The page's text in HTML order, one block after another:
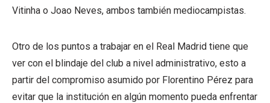
Vitinha o Joao Neves, ambos también mediocampistas.
Otro de los puntos a trabajar en el Real Madrid tiene que
ver con el blindaje del club a nivel administrativo, esto a
partir del compromiso asumido por Florentino Pérez para
evitar que la institución en algún momento pueda enfrentar